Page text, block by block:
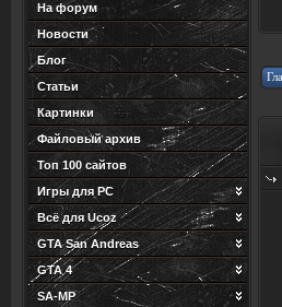
На форум
Новости
Блог
Статьи
Картинки
Файловый архив
Топ 100 сайтов
Игры для PC
Всё для Ucoz
GTA San Andreas
GTA 4
SA-MP